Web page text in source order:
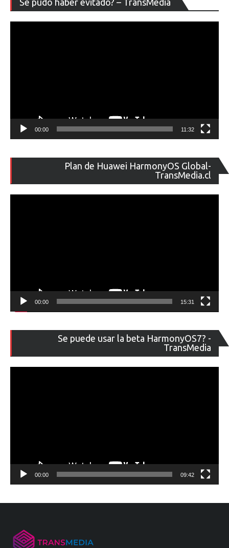
Se pudo haber evitado? – TransMedia
de
00:00 11:32
Plan de Huawei HarmonyOS Global-
TransMedia.cl
de
00:00 15:31
Se puede usar la beta HarmonyOS7? -
TransMedia
de
00:00 09:42